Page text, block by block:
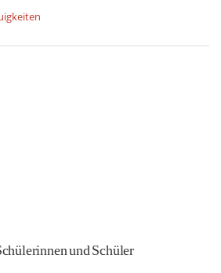
und Schüler